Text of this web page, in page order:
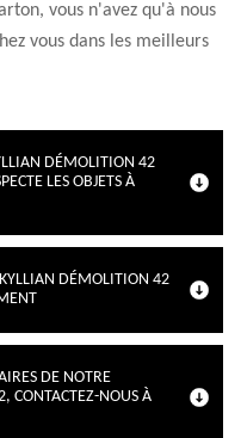
vous n'avez qu'à nous
vous dans les meilleurs
DÉMOLITION 42
LES OBJETS À
DÉMOLITION 42
DE NOTRE
CONTACTEZ-NOUS À